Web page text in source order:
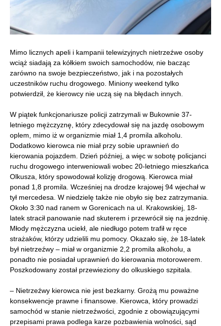
Mimo licznych apeli i kampanii telewizyjnych nietrzeźwe osoby
wciąż siadają za kółkiem swoich samochodów, nie bacząc
zarówno na swoje bezpieczeństwo, jak i na pozostałych
uczestników ruchu drogowego. Miniony weekend tylko
potwierdził, że kierowcy nie uczą się na błędach innych.
W piątek funkcjonariusze policji zatrzymali w Bukownie 37-
letniego mężczyznę, który zdecydował się na jazdę osobowym
oplem, mimo iż w organizmie miał 1,4 promila alkoholu.
Dodatkowo kierowca nie miał przy sobie uprawnień do
kierowania pojazdem. Dzień później, a więc w sobotę policjanci
ruchu drogowego interweniowali wobec 20-letniego mieszkańca
Olkusza, który spowodował kolizję drogową. Kierowca miał
ponad 1,8 promila. Wcześniej na drodze krajowej 94 wjechał w
tył mercedesa. W niedzielę także nie obyło się bez zatrzymania.
Około 3:30 nad ranem w Gorenicach na ul. Krakowskiej, 18-
latek stracił panowanie nad skuterem i przewrócił się na jezdnię.
Młody mężczyzna uciekł, ale niedługo potem trafił w ręce
strażaków, którzy udzielili mu pomocy. Okazało się, że 18-latek
był nietrzeźwy – miał w organizmie 2,2 promila alkoholu, a
ponadto nie posiadał uprawnień do kierowania motorowerem.
Poszkodowany został przewieziony do olkuskiego szpitala.
– Nietrzeźwy kierowca nie jest bezkarny. Grożą mu poważne
konsekwencje prawne i finansowe. Kierowca, który prowadzi
samochód w stanie nietrzeźwości, zgodnie z obowiązującymi
przepisami prawa podlega karze pozbawienia wolności, sąd